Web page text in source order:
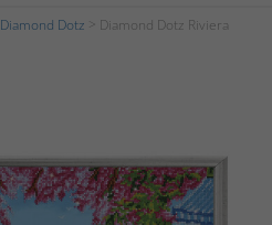
Diamond Dotz > Diamond Dotz Riviera